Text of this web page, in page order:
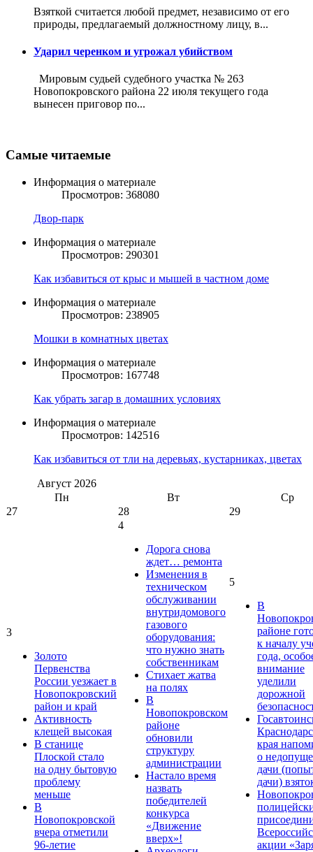
Взяткой считается любой предмет, независимо от его
природы, предлагаемый должностному лицу, в...
Ударил черенком и угрожал убийством
Мировым судьей судебного участка № 263
Новопокровского района 22 июля текущего года
вынесен приговор по...
Самые читаемые
Информация о материале
Просмотров: 368080
Двор-парк
Информация о материале
Просмотров: 290301
Как избавиться от крыс и мышей в частном доме
Информация о материале
Просмотров: 238905
Мошки в комнатных цветах
Информация о материале
Просмотров: 167748
Как убрать загар в домашних условиях
Информация о материале
Просмотров: 142516
Как избавиться от тли на деревьях, кустарниках, цветах
Август 2026
Пн
Вт
Ср
27
28 29
3
Золото
Первенства
России уезжает в
Новопокровский
район и край
Активность
клещей высокая
В станице
Плоской стало
на одну бытовую
проблему
меньше
В
Новопокровской
вчера отметили
96-летие
4
Дорога снова
ждет… ремонта
Изменения в
техническом
обслуживании
внутридомового
газового
оборудования:
что нужно знать
собственникам
Стихает жатва
на полях
В
Новопокровском
районе
обновили
структуру
администрации
Настало время
назвать
победителей
конкурса
«Движение
вверх»!
5
В
районе
к началу
года,
внимание
уделили
дорожной
края
о
дачи
дачи)
акции